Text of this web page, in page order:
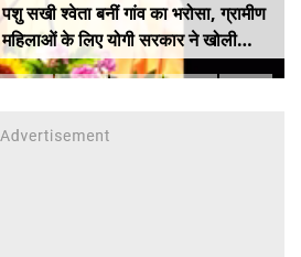
पशु सखी श्वेता बनीं गांव का भरोसा, ग्रामीण
महिलाओं के लिए योगी सरकार ने खोली
आत्मनिर्भरता की राह